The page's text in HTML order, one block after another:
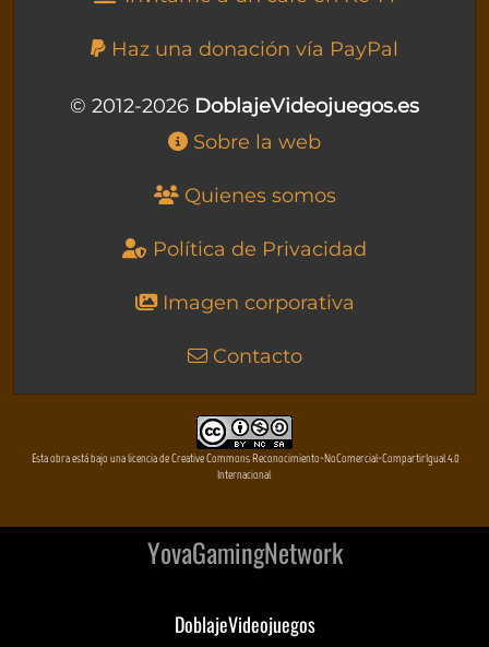
Haz una donación vía PayPal
© 2012-2026 DoblajeVideojuegos.es
Sobre la web
Quienes somos
Política de Privacidad
Imagen corporativa
Contacto
Esta obra está bajo una licencia de Creative Commons Reconocimiento-NoComercial-CompartirIgual 4.0
Internacional
YovaGamingNetwork
DoblajeVideojuegos